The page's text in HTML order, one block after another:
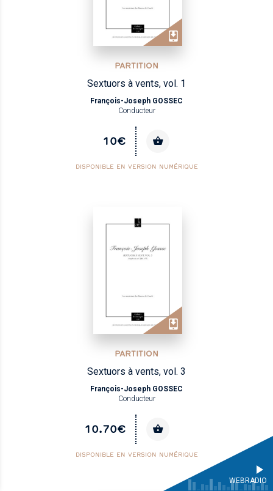
PARTITION
Sextuors à vents, vol. 1
François-Joseph GOSSEC
Conducteur
10€
DISPONIBLE EN VERSION NUMÉRIQUE
PARTITION
Sextuors à vents, vol. 3
François-Joseph GOSSEC
Conducteur
10.70€
DISPONIBLE EN VERSION NUMÉRIQUE
WEBRADIO